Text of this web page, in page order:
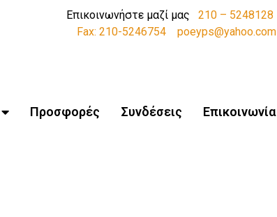
Επικοινωνήστε μαζί μας 210 – 5248128
Fax: 210-5246754
poeyps@yahoo.com
Προσφορές Συνδέσεις Επικοινωνία